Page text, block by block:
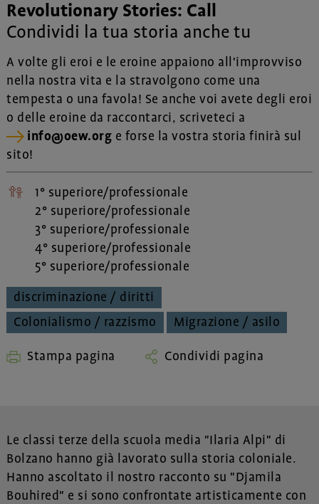
Revolutionary Stories: Call
Condividi la tua storia anche tu
A volte gli eroi e le eroine appaiono all'improvviso
nella nostra vita e la stravolgono come una
tempesta o una favola! Se anche voi avete degli eroi
o delle eroine da raccontarci, scriveteci a
info@oew.org e forse la vostra storia finirà sul
sito!
1° superiore/professionale
2° superiore/professionale
3° superiore/professionale
4° superiore/professionale
5° superiore/professionale
discriminazione / diritti
Colonialismo / razzismo
Migrazione / asilo
Stampa pagina Condividi pagina
Le classi terze della scuola media "Ilaria Alpi" di
Bolzano hanno già lavorato sulla storia coloniale.
Hanno ascoltato il nostro racconto su "Djamila
Bouhired" e si sono confrontate artisticamente con